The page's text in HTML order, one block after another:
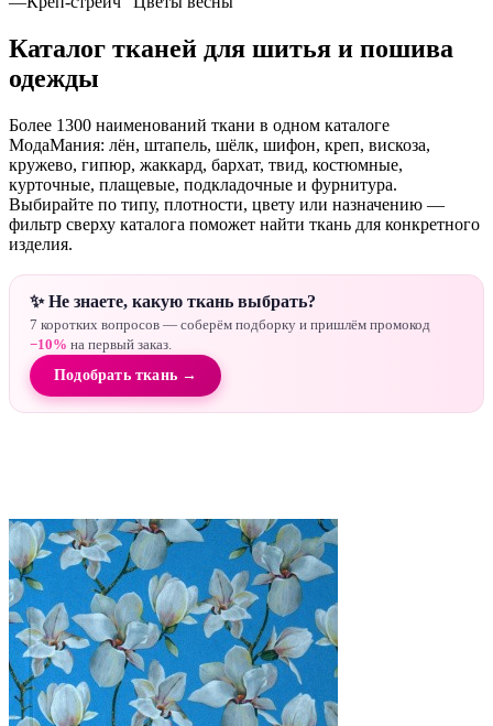
Каталог тканей для шитья и пошива
одежды
Более 1300 наименований ткани в одном каталоге
МодаМания: лён, штапель, шёлк, шифон, креп, вискоза,
кружево, гипюр, жаккард, бархат, твид, костюмные,
курточные, плащевые, подкладочные и фурнитура.
Выбирайте по типу, плотности, цвету или назначению —
фильтр сверху каталога поможет найти ткань для конкретного
изделия.
✨ Не знаете, какую ткань выбрать?
7 коротких вопросов — соберём подборку и пришлём промокод
−10% на первый заказ.
Подобрать ткань →